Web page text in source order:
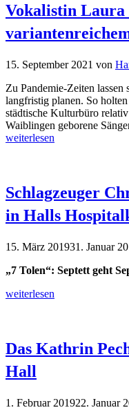
Vokalistin
15. September 2021 von
Zu Pandemie-Zeiten lassen
langfristig planen. So
städtische Kulturbüro
Waiblingen geborene
weiterlesen
Schlagzeuger
in Halls
15. März 201931. Januar
„7 Tolen“: Septett geht
weiterlesen
Das Kathrin
Hall
1. Februar 201922. Januar